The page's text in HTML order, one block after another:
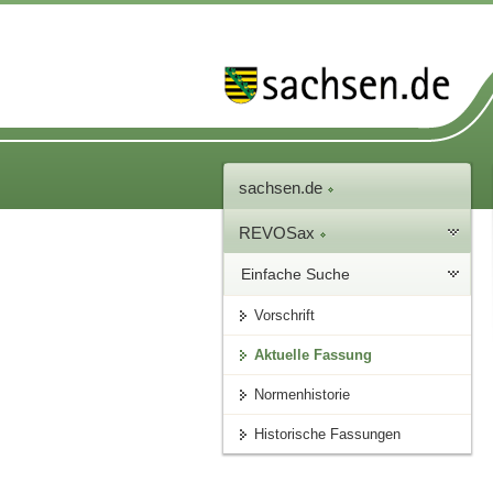
sachsen.de
REVOSax
Einfache Suche
Vorschrift
Aktuelle Fassung
Normenhistorie
Historische Fassungen